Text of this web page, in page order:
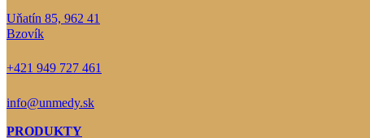
Uňatín 85, 962 41
Bzovík
+421 949 727 461
info@unmedy.sk
PRODUKTY